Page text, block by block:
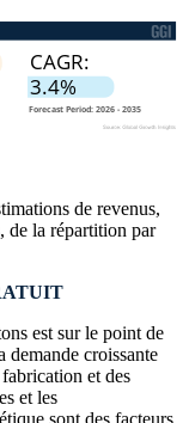
de revenus,
de la répartition par
est sur le point de
demande croissante
et des
et les